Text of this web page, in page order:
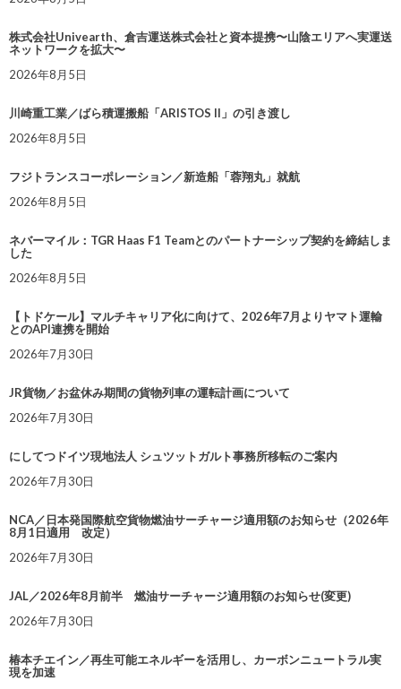
株式会社Univearth、倉吉運送株式会社と資本提携〜山陰エリアへ実運送
ネットワークを拡大〜
2026年8月5日
川崎重工業／ばら積運搬船「ARISTOS II」の引き渡し
2026年8月5日
フジトランスコーポレーション／新造船「蓉翔丸」就航
2026年8月5日
ネバーマイル：TGR Haas F1 Teamとのパートナーシップ契約を締結しま
した
2026年8月5日
【トドケール】マルチキャリア化に向けて、2026年7月よりヤマト運輸
とのAPI連携を開始
2026年7月30日
JR貨物／お盆休み期間の貨物列車の運転計画について
2026年7月30日
にしてつドイツ現地法人 シュツットガルト事務所移転のご案内
2026年7月30日
NCA／日本発国際航空貨物燃油サーチャージ適用額のお知らせ（2026年
8月1日適用 改定）
2026年7月30日
JAL／2026年8月前半 燃油サーチャージ適用額のお知らせ(変更)
2026年7月30日
椿本チエイン／再生可能エネルギーを活用し、カーボンニュートラル実
現を加速